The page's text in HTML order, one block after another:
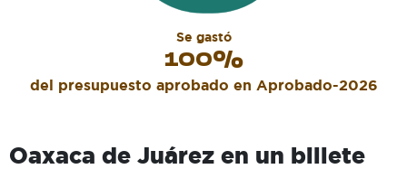
Se gastó
100%
del presupuesto aprobado en Aprobado-2026
Oaxaca de Juárez en un billete